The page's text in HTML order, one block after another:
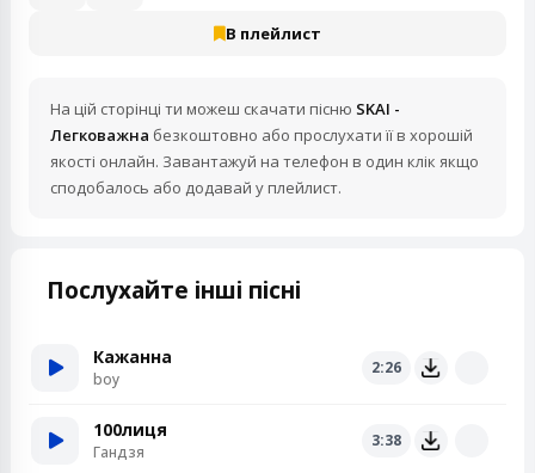
В плейлист
На цій сторінці ти можеш скачати пісню SKAI -
Легковажна безкоштовно або прослухати її в хорошій
якості онлайн. Завантажуй на телефон в один клік якщо
сподобалось або додавай у плейлист.
Послухайте інші пісні
Кажанна
boy
2:26
100лиця
Гандзя
3:38